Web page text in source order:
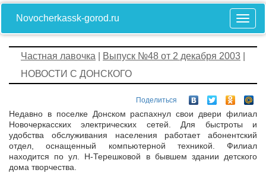
Novocherkassk-gorod.ru
Частная лавочка Выпуск №48 от 2 декабря 2003
НОВОСТИ С ДОНСКОГО
Поделиться
Недавно в поселке Донском распахнул свои двери филиал
Новочеркасских электрических сетей. Для быстроты и
удобства обслуживания населения работает абонентский
отдел, оснащенный компьютерной техникой. Филиал
находится по ул. Н-Терешковой в бывшем здании детского
дома творчества.